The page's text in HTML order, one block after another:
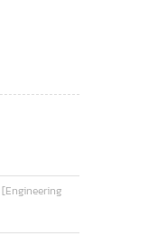
[Engineering